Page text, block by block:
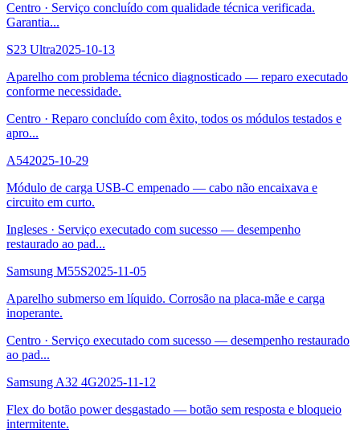
Centro · Serviço concluído com qualidade técnica verificada.
Garantia...
S23 Ultra2025-10-13
Aparelho com problema técnico diagnosticado — reparo executado
conforme necessidade.
Centro · Reparo concluído com êxito, todos os módulos testados e
apro...
A542025-10-29
Módulo de carga USB-C empenado — cabo não encaixava e
circuito em curto.
Ingleses · Serviço executado com sucesso — desempenho
restaurado ao pad...
Samsung M55S2025-11-05
Aparelho submerso em líquido. Corrosão na placa-mãe e carga
inoperante.
Centro · Serviço executado com sucesso — desempenho restaurado
ao pad...
Samsung A32 4G2025-11-12
Flex do botão power desgastado — botão sem resposta e bloqueio
intermitente.